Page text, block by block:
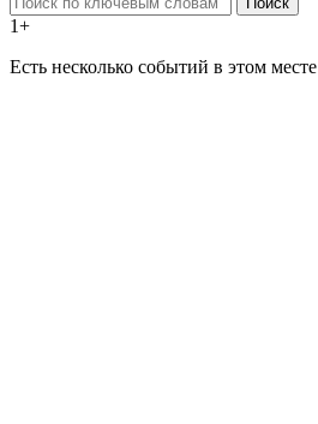
1+
Есть несколько событий в этом месте